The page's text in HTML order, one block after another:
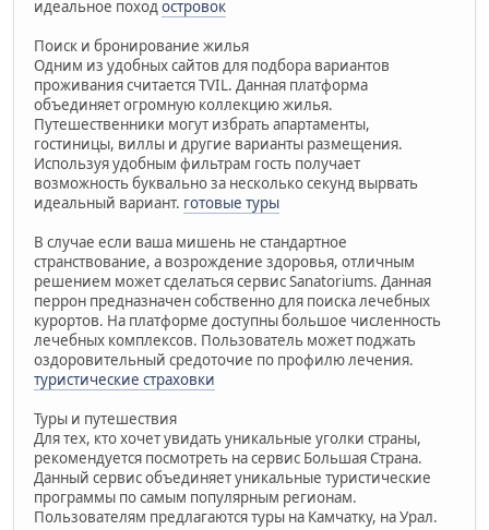
идеальное походостровок
Поиск и бронирование жилья
Одним из удобных сайтов для подбора вариантов
проживания считается TVIL. Данная платформа
объединяет огромную коллекцию жилья.
Путешественники могут избрать апартаменты,
гостиницы, виллы и другие варианты размещения.
Используя удобным фильтрам гость получает
возможность буквально за несколько секунд вырвать
идеальный вариант. готовые туры
В случае если ваша мишень не стандартное
странствование, а возрождение здоровья, отличным
решением может сделаться сервис Sanatoriums. Данная
перрон предназначен собственно для поиска лечебных
курортов. На платформе доступны большое численность
лечебных комплексов. Пользователь может поджать
оздоровительный средоточие по профилю лечения.
туристические страховки
Туры и путешествия
Для тех, кто хочет увидать уникальные уголки страны,
рекомендуется посмотреть на сервис Большая Страна.
Данный сервис объединяет уникальные туристические
программы по самым популярным регионам.
Пользователям предлагаются туры на Камчатку, на Урал.